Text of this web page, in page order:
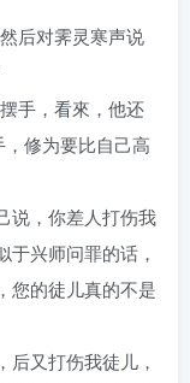
后对霁灵寒声说
手，看來，他还
修为要比自己高
说，你差人打伤我
于兴师问罪的话，
您的徒儿真的不是
后又打伤我徒儿，